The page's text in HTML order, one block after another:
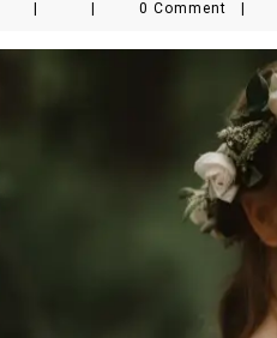
0 Comment